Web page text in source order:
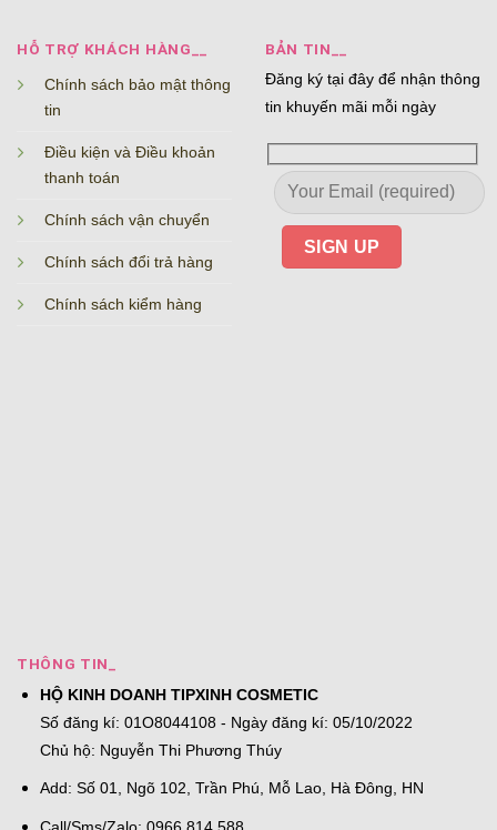
HỖ TRỢ KHÁCH HÀNG__
Chính sách bảo mật thông
tin
Điều kiện và Điều khoản
thanh toán
Chính sách vận chuyển
Chính sách đổi trả hàng
Chính sách kiểm hàng
BẢN TIN__
Đăng ký tại đây để nhận thông
tin khuyến mãi mỗi ngày
THÔNG TIN_
HỘ KINH DOANH TIPXINH COSMETIC
Số đăng kí: 01O8044108 - Ngày đăng kí: 05/10/2022
Chủ hộ: Nguyễn Thi Phương Thúy
Add: Số 01, Ngõ 102, Trần Phú, Mỗ Lao, Hà Đông, HN